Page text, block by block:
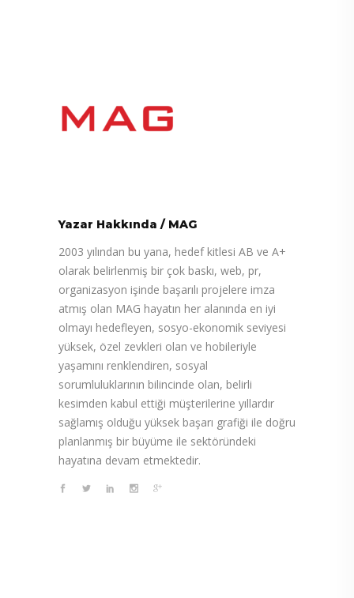
Yazar Hakkında / MAG
2003 yılından bu yana, hedef kitlesi AB ve A+
olarak belirlenmiş bir çok baskı, web, pr,
organizasyon işinde başarılı projelere imza
atmış olan MAG hayatın her alanında en iyi
olmayı hedefleyen, sosyo-ekonomik seviyesi
yüksek, özel zevkleri olan ve hobileriyle
yaşamını renklendiren, sosyal
sorumluluklarının bilincinde olan, belirli
kesimden kabul ettiği müşterilerine yıllardır
sağlamış olduğu yüksek başarı grafiği ile doğru
planlanmış bir büyüme ile sektöründeki
hayatına devam etmektedir.